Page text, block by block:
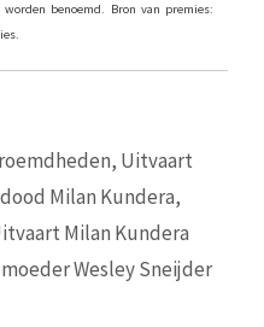
benoemd. Bron van premies:
, Uitvaart
dood Milan Kundera,
Milan Kundera
Wesley Sneijder